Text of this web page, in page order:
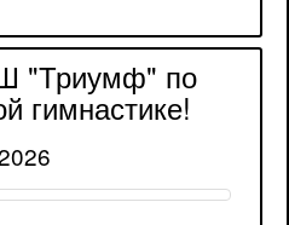
"Триумф" по
гимнастике!